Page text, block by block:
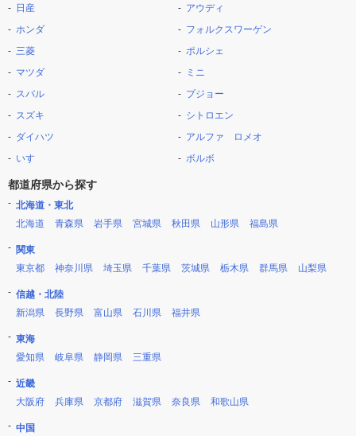
日産
ホンダ
三菱
マツダ
スバル
スズキ
ダイハツ
いすゞ
アウディ
フォルクスワーゲン
ポルシェ
ミニ
プジョー
シトロエン
アルファ ロメオ
ボルボ
都道府県から探す
北海道・東北
北海道
青森県 岩手県 宮城県 秋田県 山形県 福島県
関東
東京都
神奈川県 埼玉県 千葉県 茨城県 栃木県 群馬県 山梨県
信越・北陸
新潟県
長野県 富山県 石川県 福井県
東海
愛知県
岐阜県 静岡県 三重県
近畿
大阪府
兵庫県 京都府 滋賀県 奈良県 和歌山県
中国